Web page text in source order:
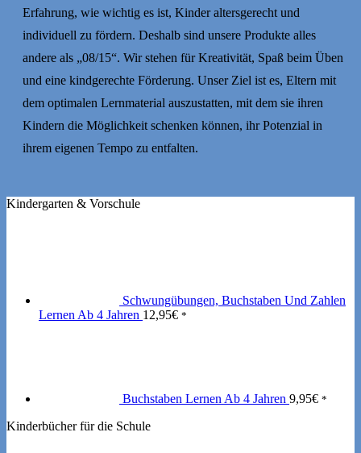
Erfahrung, wie wichtig es ist, Kinder altersgerecht und
individuell zu fördern. Deshalb sind unsere Produkte alles
andere als „08/15“. Wir stehen für Kreativität, Spaß beim Üben
und eine kindgerechte Förderung. Unser Ziel ist es, Eltern mit
dem optimalen Lernmaterial auszustatten, mit dem sie ihren
Kindern die Möglichkeit schenken können, ihr Potenzial in
ihrem eigenen Tempo zu entfalten.
Kindergarten & Vorschule
Schwungübungen, Buchstaben Und Zahlen
Lernen Ab 4 Jahren 12,95€ *
Buchstaben Lernen Ab 4 Jahren 9,95€ *
Kinderbücher für die Schule